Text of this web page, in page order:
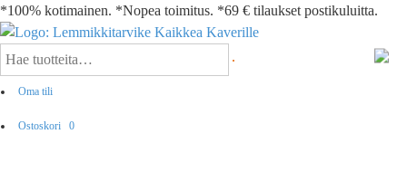
*100% kotimainen. *Nopea toimitus. *69 € tilaukset postikuluitta.
Oma tili
Ostoskori 0